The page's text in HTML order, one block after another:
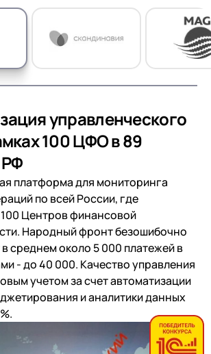
управленческого
100 ЦФО в 89
платформа для мониторинга
по всей России, где
Центров финансовой
Народный фронт безошибочно
среднем около 5 000 платежей в
- до 40 000. Качество управления
учетом за счет автоматизации
и аналитики данных